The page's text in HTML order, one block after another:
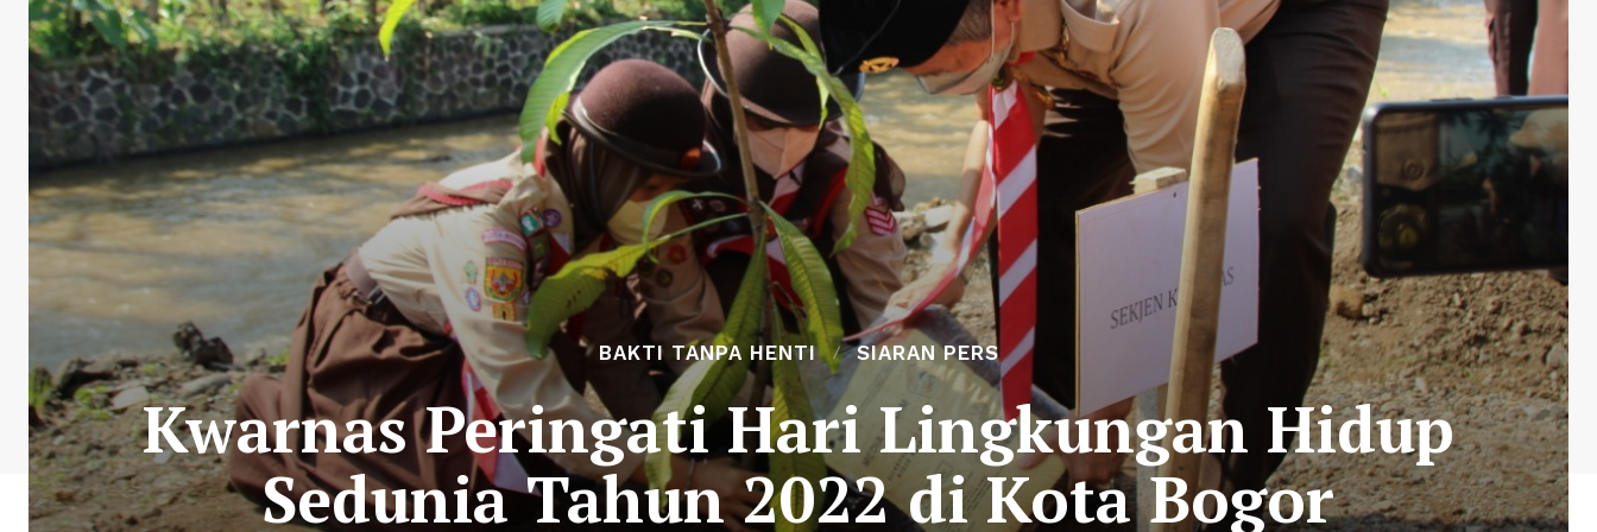
BAKTI TANPA HENTI SIARAN PERS
Kwarnas Peringati Hari Lingkungan Hidup
Sedunia Tahun 2022 di Kota Bogor